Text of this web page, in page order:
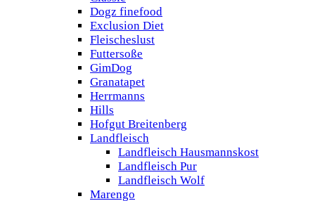
Dogz finefood
Exclusion Diet
Fleischeslust
Futtersoße
GimDog
Granatapet
Herrmanns
Hills
Hofgut Breitenberg
Landfleisch
Landfleisch Hausmannskost
Landfleisch Pur
Landfleisch Wolf
Marengo